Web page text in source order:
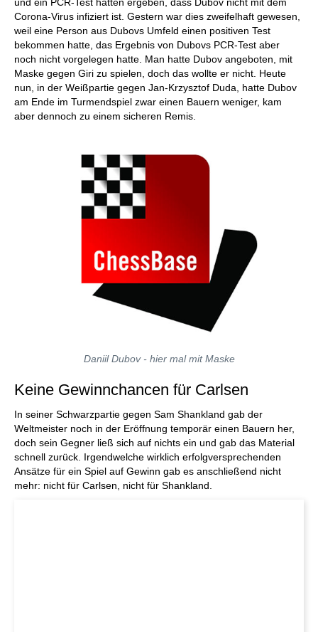
Corona-Virus infiziert ist. Gestern war dies zweifelhaft gewesen,
weil eine Person aus Dubovs Umfeld einen positiven Test
bekommen hatte, das Ergebnis von Dubovs PCR-Test aber
noch nicht vorgelegen hatte. Man hatte Dubov angeboten, mit
Maske gegen Giri zu spielen, doch das wollte er nicht. Heute
nun, in der Weißpartie gegen Jan-Krzysztof Duda, hatte Dubov
am Ende im Turmendspiel zwar einen Bauern weniger, kam
aber dennoch zu einem sicheren Remis.
Daniil Dubov - hier mal mit Maske
Keine Gewinnchancen für Carlsen
In seiner Schwarzpartie gegen Sam Shankland gab der
Weltmeister noch in der Eröffnung temporär einen Bauern her,
doch sein Gegner ließ sich auf nichts ein und gab das Material
schnell zurück. Irgendwelche wirklich erfolgversprechenden
Ansätze für ein Spiel auf Gewinn gab es anschließend nicht
mehr: nicht für Carlsen, nicht für Shankland.